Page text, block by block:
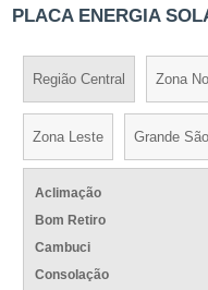
PLACA ENERGIA
Região Central Zona
Zona Leste Grande
Aclimação
Bom Retiro
Cambuci
Consolação